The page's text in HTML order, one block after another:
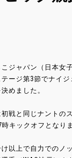
こジャパン（日本女
テージ第3節でナイ
めました。
戦と同じナントの
時キックオフとなり
け以上で自力でのノ